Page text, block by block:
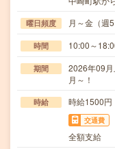
曜日頻度 月～金（
時間 10:00～
期間
2026年09
月～！
時給 時給1500
交通費
全額支給